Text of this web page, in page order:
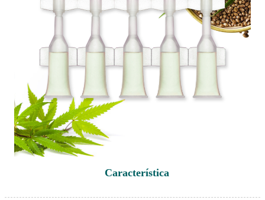
Característica